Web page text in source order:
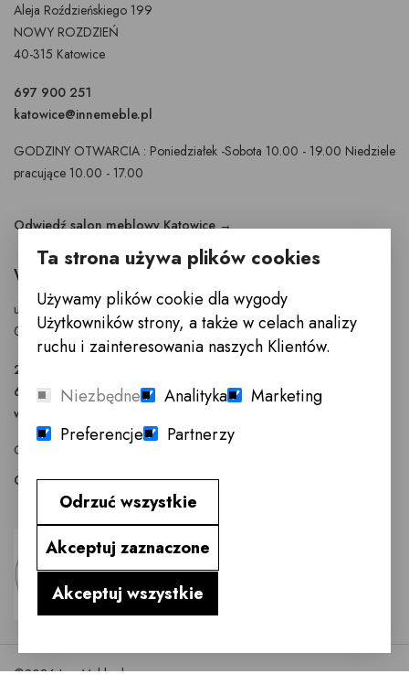
Aleja Roździeńskiego 199
NOWY ROZDZIEŃ
40-315 Katowice
697 900 251
katowice@innemeble.pl
GODZINY OTWARCIA : Poniedziałek -Sobota 10.00 - 19.00 Niedziele
pracujące 10.00 - 17.00
Odwiedź salon meblowy Katowice →
WARSZAWA
ul. Puławska 326 - budynek Enel-Med
02-819 Warszawa
22 855 40 97
601 777 299
warszawa@innemeble.pl
GODZINY OTWARCIA : Poniedziałek -Sobota 10.00 - 18.00
Odwiedź salon meblowy Warszawa →
Ta strona używa plików cookies
Używamy plików cookie dla wygody
Użytkowników strony, a także w celach analizy
ruchu i zainteresowania naszych Klientów.
Niezbędne Analityka
Marketing
Preferencje
Partnerzy
Odrzuć wszystkie
Akceptuj zaznaczone
Akceptuj wszystkie